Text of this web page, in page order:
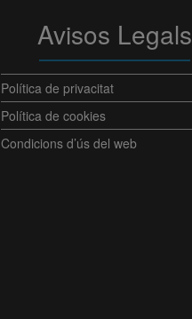
Avisos Legals
Política de privacitat
Política de cookies
Condicions d’ús del web